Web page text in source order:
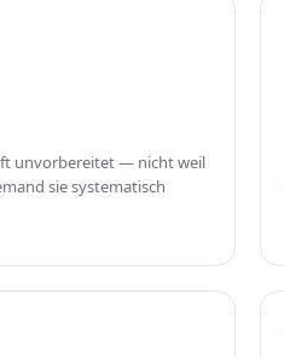
unvorbereitet — nicht weil
sie systematisch